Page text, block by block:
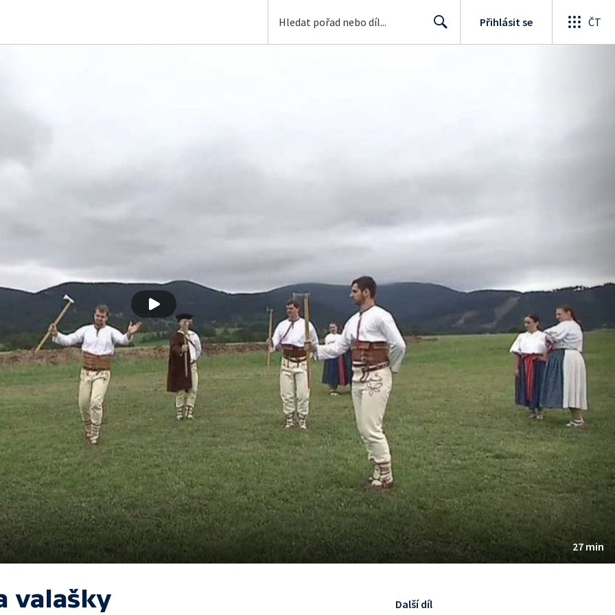
Přihlásit se ČT
27 min
valašky Další díl